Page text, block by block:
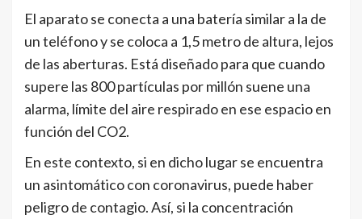
El aparato se conecta a una batería similar a la de
un teléfono y se coloca a 1,5 metro de altura, lejos
de las aberturas. Está diseñado para que cuando
supere las 800 partículas por millón suene una
alarma, límite del aire respirado en ese espacio en
función del CO2.
En este contexto, si en dicho lugar se encuentra
un asintomático con coronavirus, puede haber
peligro de contagio. Así, si la concentración